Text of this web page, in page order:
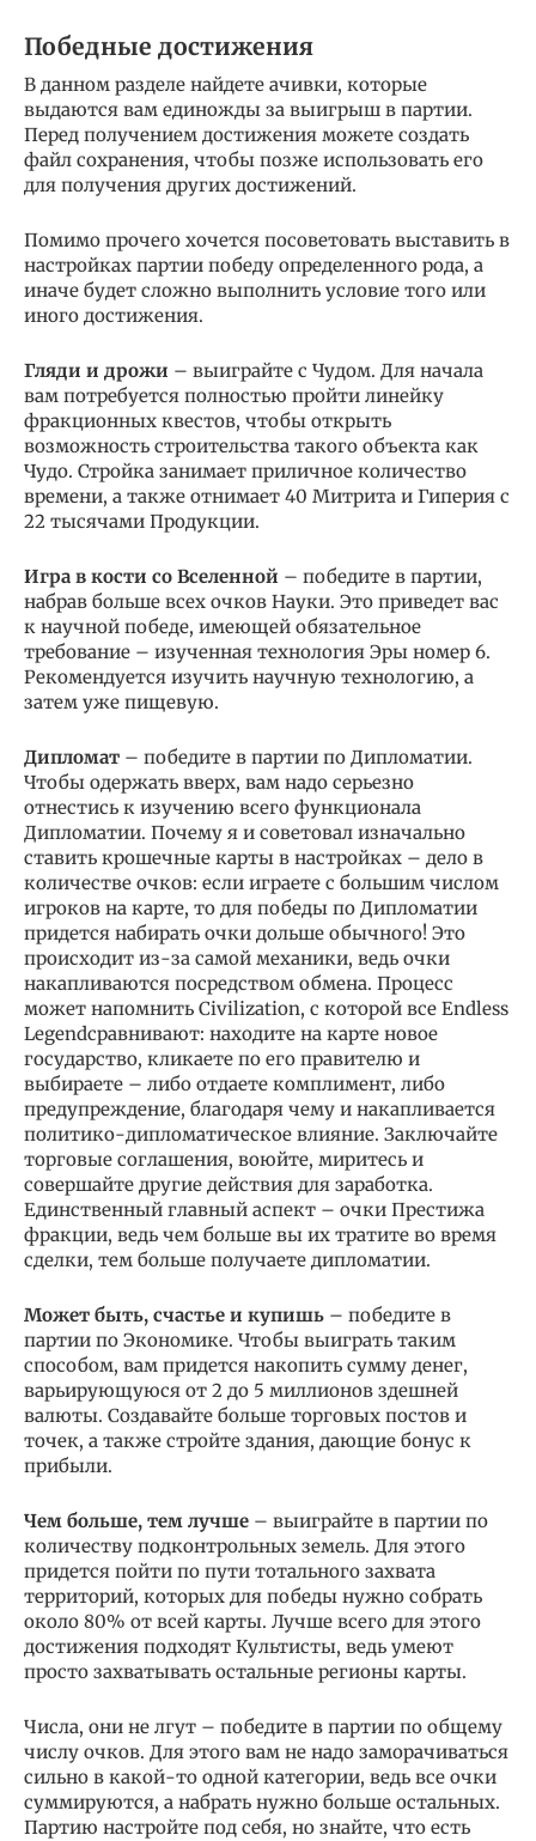
Победные достижения
В данном разделе найдете ачивки, которые
выдаются вам единожды за выигрыш в партии.
Перед получением достижения можете создать
файл сохранения, чтобы позже использовать его
для получения других достижений.
Помимо прочего хочется посоветовать выставить в
настройках партии победу определенного рода, а
иначе будет сложно выполнить условие того или
иного достижения.
Гляди и дрожи – выиграйте с Чудом. Для начала
вам потребуется полностью пройти линейку
фракционных квестов, чтобы открыть
возможность строительства такого объекта как
Чудо. Стройка занимает приличное количество
времени, а также отнимает 40 Митрита и Гиперия с
22 тысячами Продукции.
Игра в кости со Вселенной – победите в партии,
набрав больше всех очков Науки. Это приведет вас
к научной победе, имеющей обязательное
требование – изученная технология Эры номер 6.
Рекомендуется изучить научную технологию, а
затем уже пищевую.
Дипломат – победите в партии по Дипломатии.
Чтобы одержать вверх, вам надо серьезно
отнестись к изучению всего функционала
Дипломатии. Почему я и советовал изначально
ставить крошечные карты в настройках – дело в
количестве очков: если играете с большим числом
игроков на карте, то для победы по Дипломатии
придется набирать очки дольше обычного! Это
происходит из-за самой механики, ведь очки
накапливаются посредством обмена. Процесс
может напомнить Civilization, с которой все Endless
Legendсравнивают: находите на карте новое
государство, кликаете по его правителю и
выбираете – либо отдаете комплимент, либо
предупреждение, благодаря чему и накапливается
политико-дипломатическое влияние. Заключайте
торговые соглашения, воюйте, миритесь и
совершайте другие действия для заработка.
Единственный главный аспект – очки Престижа
фракции, ведь чем больше вы их тратите во время
сделки, тем больше получаете дипломатии.
Может быть, счастье и купишь – победите в
партии по Экономике. Чтобы выиграть таким
способом, вам придется накопить сумму денег,
варьирующуюся от 2 до 5 миллионов здешней
валюты. Создавайте больше торговых постов и
точек, а также стройте здания, дающие бонус к
прибыли.
Чем больше, тем лучше – выиграйте в партии по
количеству подконтрольных земель. Для этого
придется пойти по пути тотального захвата
территорий, которых для победы нужно собрать
около 80% от всей карты. Лучше всего для этого
достижения подходят Культисты, ведь умеют
просто захватывать остальные регионы карты.
Числа, они не лгут – победите в партии по общему
числу очков. Для этого вам не надо заморачиваться
сильно в какой-то одной категории, ведь все очки
суммируются, а набрать нужно больше остальных.
Партию настройте под себя, но знайте, что есть